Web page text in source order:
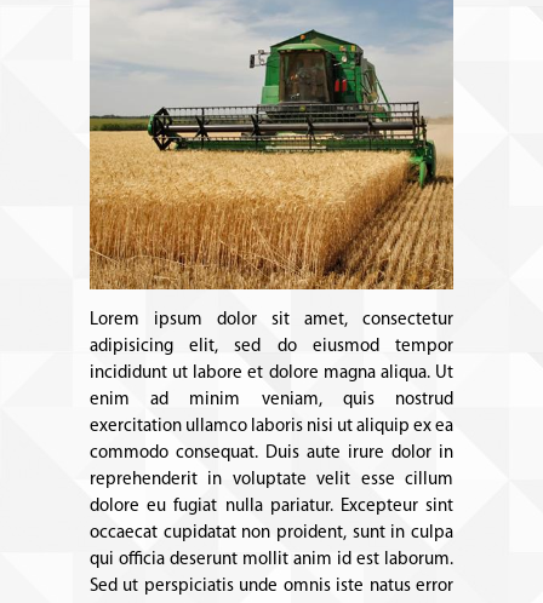
Lorem ipsum dolor sit amet, consectetur
adipisicing elit, sed do eiusmod tempor
incididunt ut labore et dolore magna aliqua. Ut
enim ad minim veniam, quis nostrud
exercitation ullamco laboris nisi ut aliquip ex ea
commodo consequat. Duis aute irure dolor in
reprehenderit in voluptate velit esse cillum
dolore eu fugiat nulla pariatur. Excepteur sint
occaecat cupidatat non proident, sunt in culpa
qui officia deserunt mollit anim id est laborum.
Sed ut perspiciatis unde omnis iste natus error